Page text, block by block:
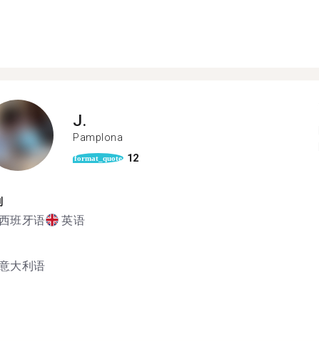
J.
Pamplona
format_quote 12
班牙语 英语
大利语